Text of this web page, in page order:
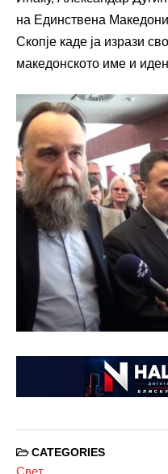
на Единствена
Скопје каде ја изрази
македонското име и
CATEGORIES